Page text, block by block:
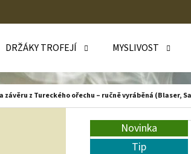
DRŽÁKY TROFEJÍ MYSLIVOST
závěru z Tureckého ořechu – ručně vyráběná (Blaser,
Novinka
Tip
CO